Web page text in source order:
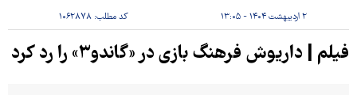
۲ اردیبهشت ۱۴۰۴ - ۱۳:۰۵ کد مطلب:۱۰۶۲۸۷۸
فیلم | داریوش فرهنگ بازی در «گاندو۳» را رد کرد